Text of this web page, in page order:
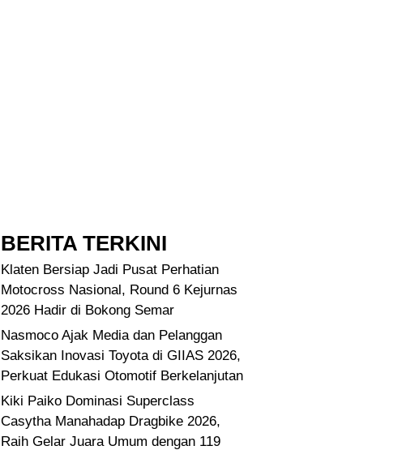
BERITA TERKINI
Klaten Bersiap Jadi Pusat Perhatian
Motocross Nasional, Round 6 Kejurnas
2026 Hadir di Bokong Semar
Nasmoco Ajak Media dan Pelanggan
Saksikan Inovasi Toyota di GIIAS 2026,
Perkuat Edukasi Otomotif Berkelanjutan
Kiki Paiko Dominasi Superclass
Casytha Manahadap Dragbike 2026,
Raih Gelar Juara Umum dengan 119